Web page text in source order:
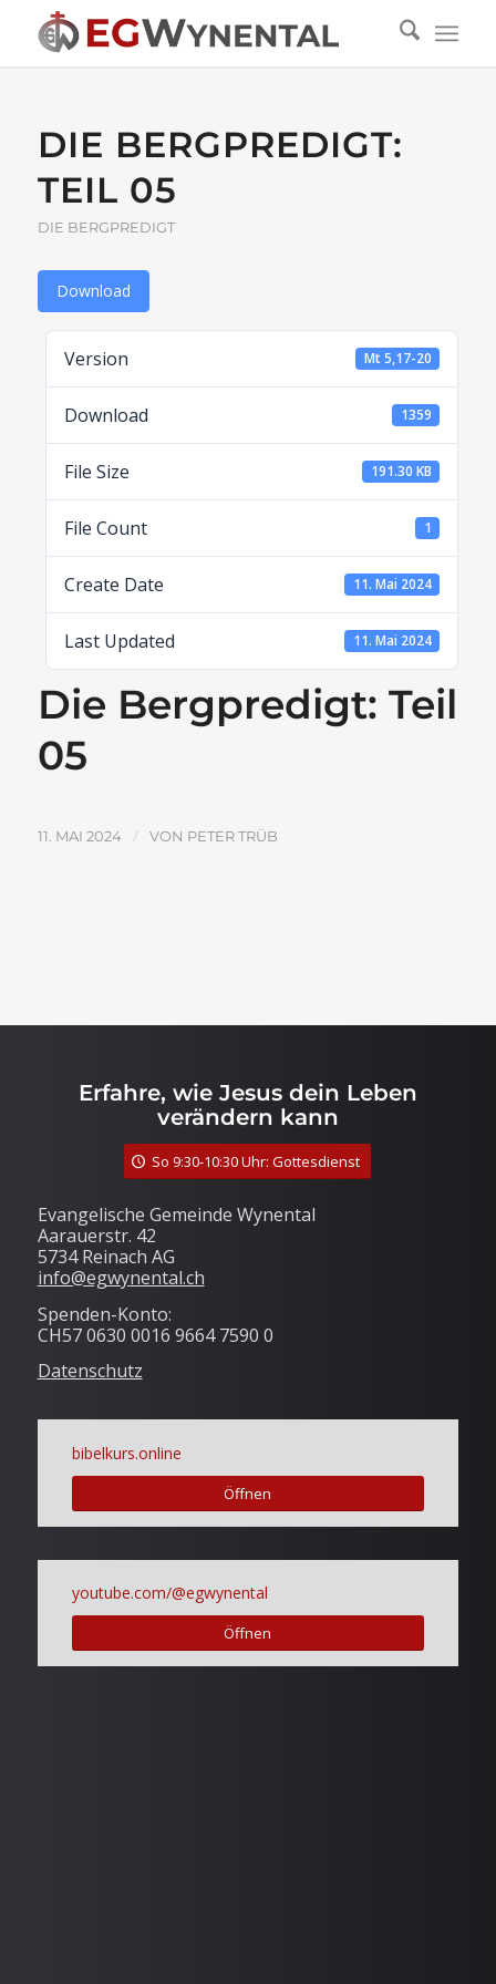
DIE BERGPREDIGT:
TEIL 05
DIE BERGPREDIGT
Download
Version Mt 5,17-20
Download 1359
File Size 191.30 KB
File Count 1
Create Date 11. Mai 2024
Last Updated 11. Mai 2024
Die Bergpredigt: Teil
05
11. MAI 2024 / VON PETER TRÜB
Erfahre, wie Jesus dein Leben
verändern kann
So 9:30-10:30 Uhr: Gottesdienst
Evangelische Gemeinde Wynental
Aarauerstr. 42
5734 Reinach AG
info@egwynental.ch
Spenden-Konto:
CH57 0630 0016 9664 7590 0
Datenschutz
bibelkurs.online
Öffnen
youtube.com/@egwynental
Öffnen